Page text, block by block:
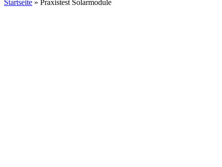
Startseite » Praxistest Solarmodule